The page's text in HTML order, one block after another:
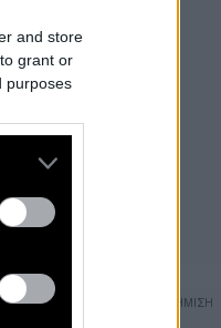
and store
grant or
purposes